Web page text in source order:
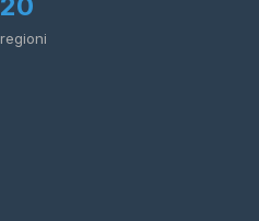
regioni